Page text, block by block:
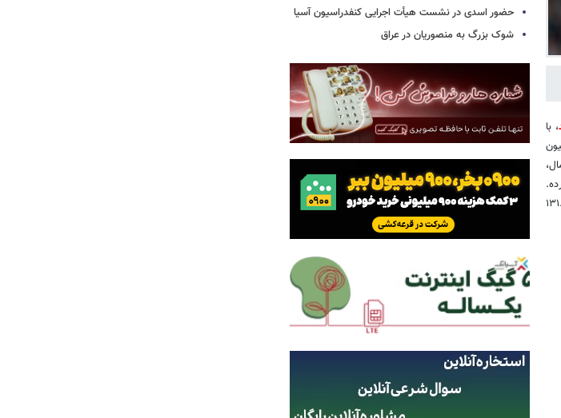
، با
شد. ارلینگ هالند از منچسترسیتی با ۱۸۵.۷ میلیون
پنجم قرار دارد. دیگر بازیکنان برجسته شامل بوکایو ساکا (۱۳۱.۹
حضور اسدی در نشست هیأت اجرایی کنفدراسیون آسیا
شوک بزرگ به منصوریان در عراق